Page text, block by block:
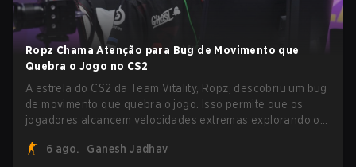
Ropz Chama Atenção para Bug de Movimento que
Quebra o Jogo no CS2
A estrela do CS2 da Team Vitality, Ropz, descobriu um bug
de movimento que quebra o jogo. Isso permite que os
jogadores alcancem velocidades extremas explorando o
6 ago.
Ganesh Jadhav